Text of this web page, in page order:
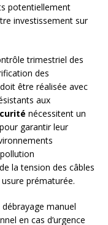
potentiellement
investissement sur
trimestriel des
des
être réalisée avec
aux
nécessitent un
garantir leur
la tension des câbles
prématurée.
manuel
en cas d’urgence